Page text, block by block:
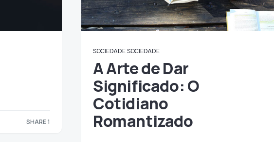
SHARE 1
SOCIEDADE SOCIEDADE
A Arte de Dar
Significado: O
Cotidiano
Romantizado